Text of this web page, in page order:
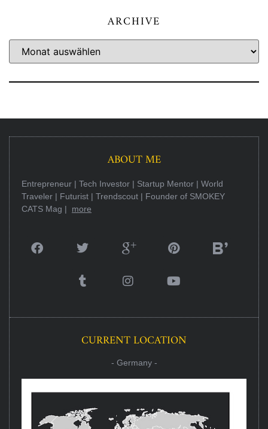
ARCHIVE
ABOUT ME
Entrepreneur | Tech Investor | Startup Mentor | World
Traveler | Futurist | Trendscout | Founder of SMOKEY
CATS Mag | more
CURRENT LOCATION
- Germany -